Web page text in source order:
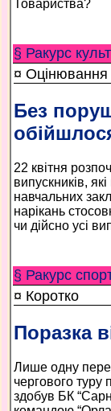
Товариства?
§ Ракурс
¤ Оцінювання
Без
22 квітня
випускників,
навчальних
нарікань
чи дійсно усі
§ Ракурс
¤ Коротко
Поразка
Лише одну
чергового туру
здобув БК